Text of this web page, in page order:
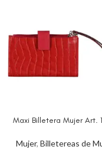
Maxi Billetera Mujer Art.
Mujer, Billetereas de